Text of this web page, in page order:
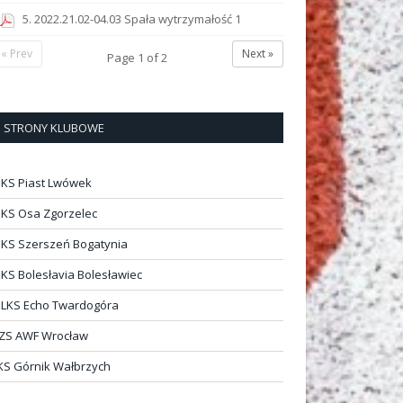
5. 2022.21.02-04.03 Spała wytrzymałość 1
Next »
Page 1 of2
« Prev
STRONY KLUBOWE
Piast Lwówek
Osa Zgorzelec
Szerszeń Bogatynia
Bolesłavia Bolesławiec
Echo Twardogóra
AWF Wrocław
Górnik Wałbrzych